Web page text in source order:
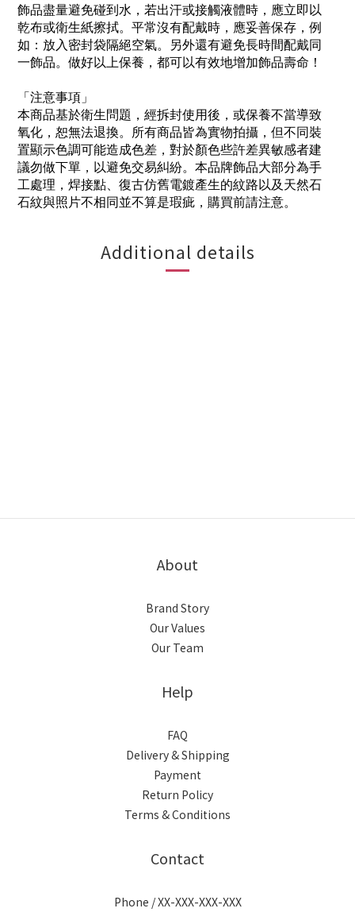
飾品盡量避免碰到水，若出汗或接觸液體時，應立即以
乾布或衛生紙擦拭。平常沒有配戴時，應妥善保存，例
如：放入密封袋隔絕空氣。另外還有避免長時間配戴同
一飾品。做好以上保養，都可以有效地增加飾品壽命！
「注意事項」
本商品基於衛生問題，經拆封使用後，或保養不當導致
氧化，恕無法退換。所有商品皆為實物拍攝，但不同裝
置顯示色調可能造成色差，對於顏色些許差異敏感者建
議勿做下單，以避免交易糾紛。本品牌飾品大部分為手
工處理，焊接點、復古仿舊電鍍產生的紋路以及天然石
石紋與照片不相同並不算是瑕疵，購買前請注意。
Additional details
About
Brand Story
Our Values
Our Team
Help
FAQ
Delivery & Shipping
Payment
Return Policy
Terms & Conditions
Contact
Phone / XX-XXX-XXX-XXX